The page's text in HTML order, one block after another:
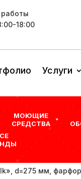
18:00
Услуги
МОЮЩИЕ
СРЕДСТВА
d=275 мм,